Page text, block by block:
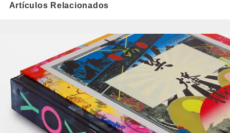
Artículos Relacionados